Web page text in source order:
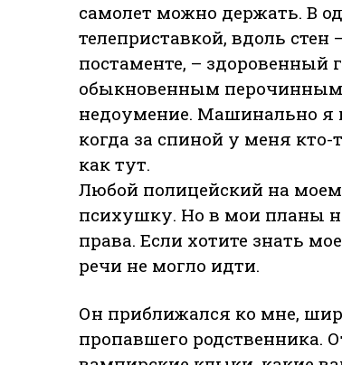
самолет можно держать. В
телеприставкой, вдоль
постаменте, – здоровенный
обыкновенным перочинным
недоумение. Машинально я
когда за спиной у меня
как тут.
Любой полицейский на моем
психушку. Но в мои планы
права. Если хотите знать
речи не могло идти.
Он приближался ко мне,
пропавшего родственника.